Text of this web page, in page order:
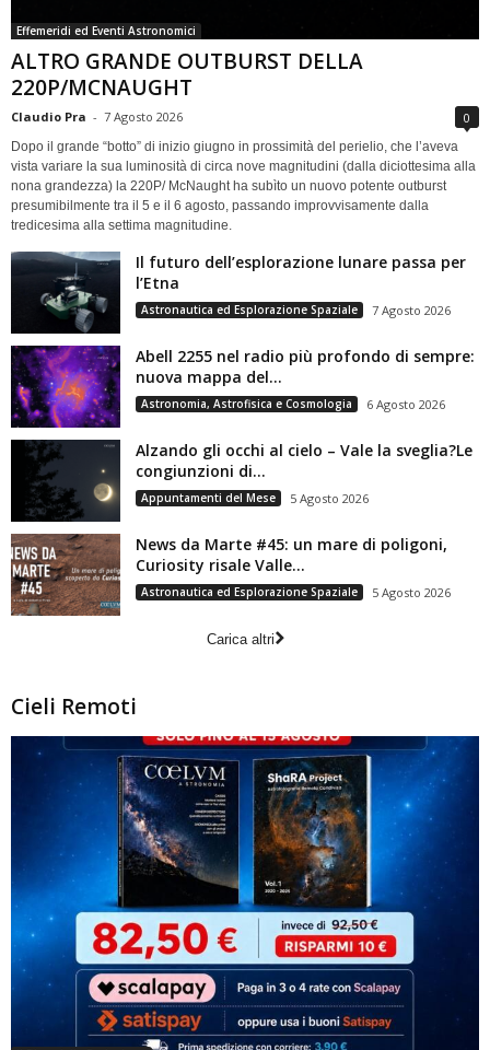
Effemeridi ed Eventi Astronomici
ALTRO GRANDE OUTBURST DELLA
220P/MCNAUGHT
Claudio Pra - 7 Agosto 2026 0
Dopo il grande “botto” di inizio giugno in prossimità del perielio, che l’aveva
vista variare la sua luminosità di circa nove magnitudini (dalla diciottesima alla
nona grandezza) la 220P/ McNaught ha subìto un nuovo potente outburst
presumibilmente tra il 5 e il 6 agosto, passando improvvisamente dalla
tredicesima alla settima magnitudine.
Il futuro dell’esplorazione lunare passa per
l’Etna
Astronautica ed Esplorazione Spaziale 7 Agosto 2026
Abell 2255 nel radio più profondo di sempre:
nuova mappa del...
Astronomia, Astrofisica e Cosmologia 6 Agosto 2026
Alzando gli occhi al cielo – Vale la sveglia?Le
congiunzioni di...
Appuntamenti del Mese 5 Agosto 2026
News da Marte #45: un mare di poligoni,
Curiosity risale Valle...
Astronautica ed Esplorazione Spaziale 5 Agosto 2026
Carica altri
Cieli Remoti